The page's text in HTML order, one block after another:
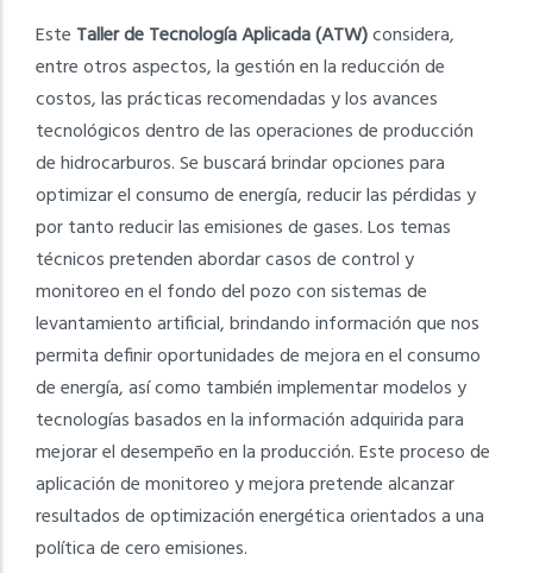
Este Taller de Tecnología Aplicada (ATW)considera,
entre otros aspectos, la gestión en la reducción de
costos, las prácticas recomendadas y los avances
tecnológicos dentro de las operaciones de producción
de hidrocarburos. Se buscará brindar opciones para
optimizar el consumo de energía, reducir las pérdidas y
por tanto reducir las emisiones de gases. Los temas
técnicos pretenden abordar casos de control y
monitoreo en el fondo del pozo con sistemas de
levantamiento artificial, brindando información que nos
permita definir oportunidades de mejora en el consumo
de energía, así como también implementar modelos y
tecnologías basados en la información adquirida para
mejorar el desempeño en la producción. Este proceso de
aplicación de monitoreo y mejora pretende alcanzar
resultados de optimización energética orientados a una
política de cero emisiones.